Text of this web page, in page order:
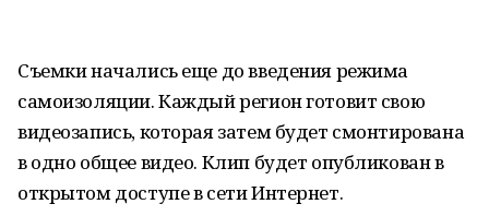
Съемки начались еще до введения режима
самоизоляции. Каждый регион готовит свою
видеозапись, которая затем будет смонтирована
в одно общее видео. Клип будет опубликован в
открытом доступе в сети Интернет.